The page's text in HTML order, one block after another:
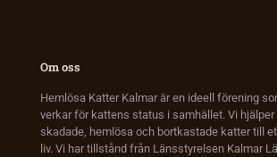
Om oss
Hemlösa Katter Kalmar är en ideell förening
verkar för kattens status i samhället. Vi hjälper
skadade, hemlösa och bortkastade katter till
liv. Vi har tillstånd från Länsstyrelsen Kalmar